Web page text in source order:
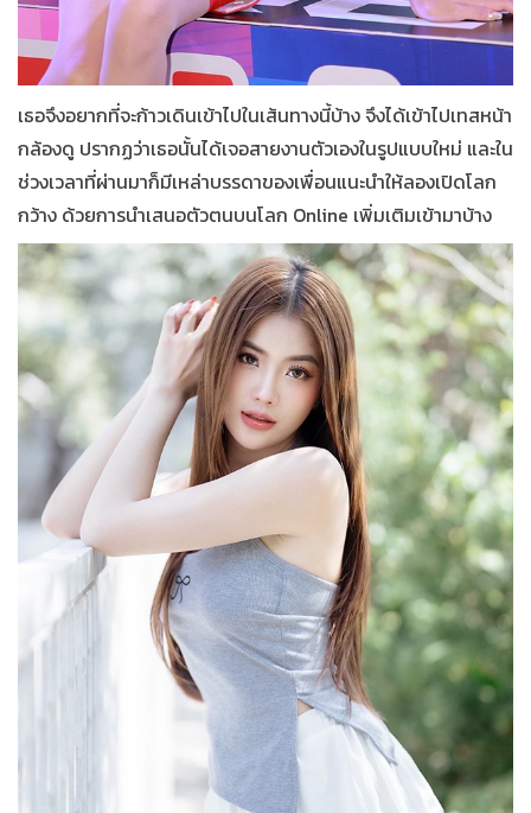
เธอจึงอยากที่จะก้าวเดินเข้าไปในเส้นทางนี้บ้าง จึงได้เข้าไปเทสหน้า
กล้องดู ปรากฏว่าเธอนั้นได้เจอสายงานตัวเองในรูปแบบใหม่ และใน
ช่วงเวลาที่ผ่านมาก็มีเหล่าบรรดาของเพื่อนแนะนำให้ลองเปิดโลก
กว้าง ด้วยการนำเสนอตัวตนบนโลก Online เพิ่มเติมเข้ามาบ้าง